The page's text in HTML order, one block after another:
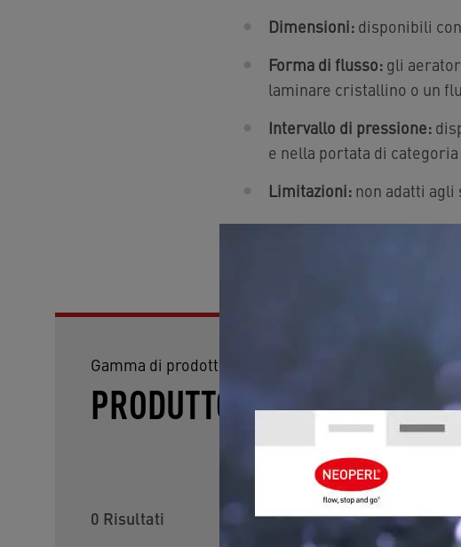
Dimensioni: disponibili
Forma di flusso: gli
laminare cristallino o un
Intervallo di pressione:
e nella portata di
Limitazioni: non adatti agli
Desideri assistenza per la
Gamma di prodotti per
PRODUTTORI INDUSTRIALI
0 Risultati